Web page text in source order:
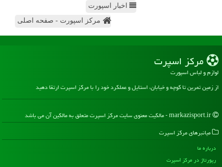
اخبار اسپورت
مرکز اسپورت - صفحه اصلی
مركز اسپرت
لوازم و لباس اسپورت
از زمین تمرین تا کوچه و خیابان، استایل و عملکرد خود را با مرکز اسپرت ارتقا دهید
میانبرهای مركز اسپرت
درباره ما
رپورتاژ در مركز اسپرت